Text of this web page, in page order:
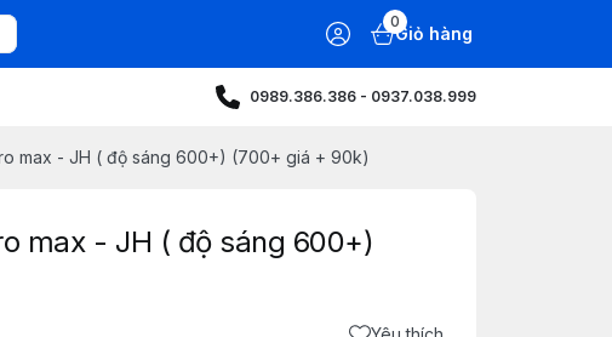
0
Giỏ hàng
0989.386.386 - 0937.038.999
max - JH ( độ sáng 600+) (700+ giá + 90k)
max - JH ( độ sáng 600+)